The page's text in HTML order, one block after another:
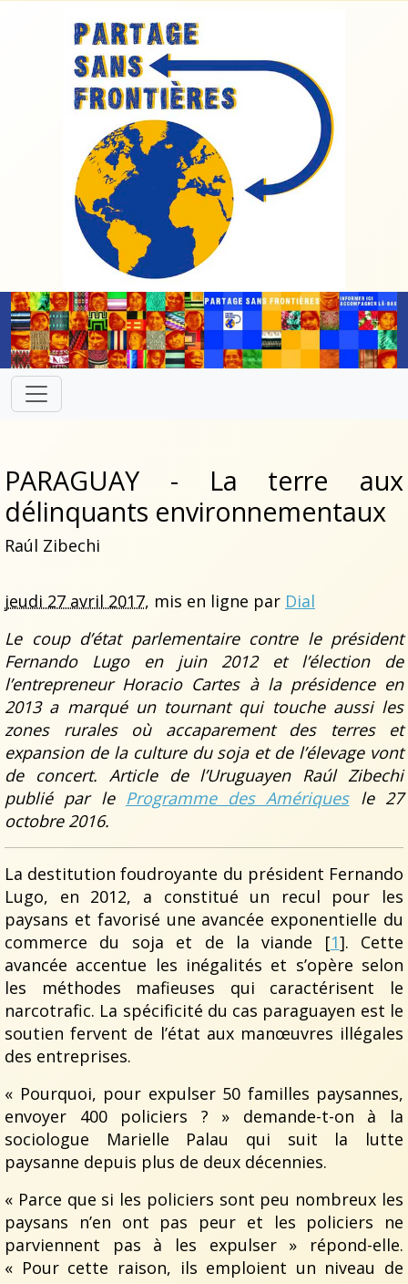
PARAGUAY - La terre aux
délinquants environnementaux
Raúl Zibechi
jeudi 27 avril 2017, mis en ligne par Dial
Le coup d’état parlementaire contre le président
Fernando Lugo en juin 2012 et l’élection de
l’entrepreneur Horacio Cartes à la présidence en
2013 a marqué un tournant qui touche aussi les
zones rurales où accaparement des terres et
expansion de la culture du soja et de l’élevage vont
de concert. Article de l’Uruguayen Raúl Zibechi
publié par le Programme des Amériquesle 27
octobre 2016.
La destitution foudroyante du président Fernando
Lugo, en 2012, a constitué un recul pour les
paysans et favorisé une avancée exponentielle du
commerce du soja et de la viande [1]. Cette
avancée accentue les inégalités et s’opère selon
les méthodes mafieuses qui caractérisent le
narcotrafic. La spécificité du cas paraguayen est le
soutien fervent de l’état aux manœuvres illégales
des entreprises.
« Pourquoi, pour expulser 50 familles paysannes,
envoyer 400 policiers ? » demande-t-on à la
sociologue Marielle Palau qui suit la lutte
paysanne depuis plus de deux décennies.
« Parce que si les policiers sont peu nombreux les
paysans n’en ont pas peur et les policiers ne
parviennent pas à les expulser » répond-elle.
« Pour cette raison, ils emploient un niveau de